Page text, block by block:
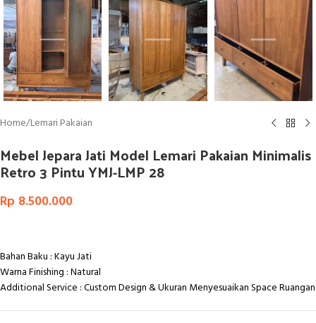
Home/Lemari Pakaian
Mebel Jepara Jati Model Lemari Pakaian Minimalis
Retro 3 Pintu YMJ-LMP 28
Rp 8.500.000
Bahan Baku : Kayu Jati
Warna Finishing : Natural
Additional Service : Custom Design & Ukuran Menyesuaikan Space Ruangan